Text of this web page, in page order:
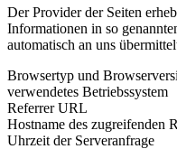
Der Provider der Seiten
Informationen in so
automatisch an uns
Browsertyp und
verwendetes Betriebssystem
Referrer URL
Hostname des zugreifenden
Uhrzeit der Serveranfrage